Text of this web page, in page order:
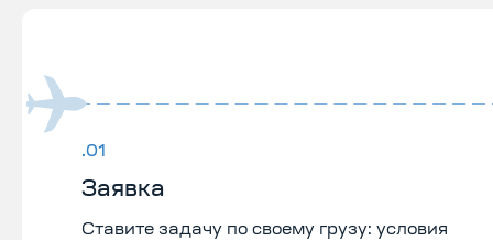
Заявка
Ставите задачу по своему грузу: условия